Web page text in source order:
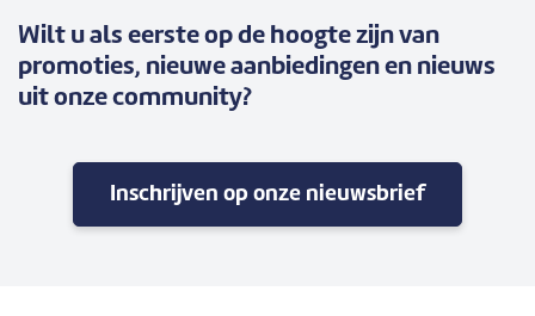
Wilt u als eerste op de hoogte zijn van
promoties, nieuwe aanbiedingen en nieuws
uit onze community?
Inschrijven op onze nieuwsbrief